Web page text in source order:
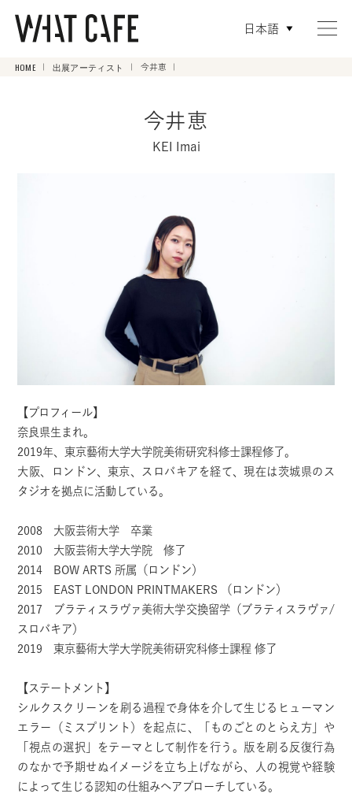
日本語
HOME 出展アーティスト 今井恵
今井恵
KEI Imai
【プロフィール】
奈良県生まれ。
2019年、東京藝術大学大学院美術研究科修士課程修了。
大阪、ロンドン、東京、スロバキアを経て、現在は茨城県のス
タジオを拠点に活動している。
2008 大阪芸術大学 卒業
2010 大阪芸術大学大学院 修了
2014 BOW ARTS 所属（ロンドン）
2015 EAST LONDON PRINTMAKERS （ロンドン）
2017 ブラティスラヴァ美術大学交換留学（ブラティスラヴァ/
スロバキア）
2019 東京藝術大学大学院美術研究科修士課程 修了
【ステートメント】
シルクスクリーンを刷る過程で身体を介して生じるヒューマン
エラー（ミスプリント）を起点に、「ものごとのとらえ方」や
「視点の選択」をテーマとして制作を行う。版を刷る反復行為
のなかで予期せぬイメージを立ち上げながら、人の視覚や経験
によって生じる認知の仕組みへアプローチしている。